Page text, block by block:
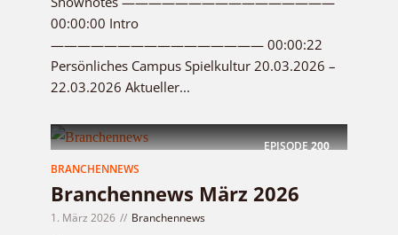
00:00:00 Intro
———————————————— 00:00:22
Persönliches Campus Spielkultur 20.03.2026 –
22.03.2026 Aktueller...
EPISODE200
BRANCHENNEWS
Branchennews März 2026
1. März 2026 Branchennews